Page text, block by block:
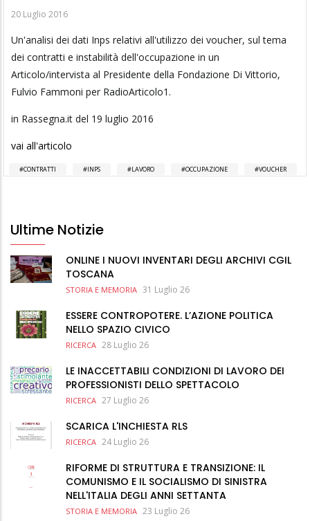
20 Luglio 2016
Un'analisi dei dati Inps relativi all'utilizzo dei voucher, sul tema
dei contratti e instabilità dell'occupazione in un
Articolo/intervista al Presidente della Fondazione Di Vittorio,
Fulvio Fammoni per RadioArticolo1.
in Rassegna.it del 19 luglio 2016
vai all'articolo
CONTRATTI INPS LAVORO OCCUPAZIONE VOUCHER
Ultime Notizie
ONLINE I NUOVI INVENTARI DEGLI ARCHIVI CGIL
TOSCANA
STORIA E MEMORIA 31 Luglio 26
ESSERE CONTROPOTERE. L’AZIONE POLITICA
NELLO SPAZIO CIVICO
RICERCA 28 Luglio 26
LE INACCETTABILI CONDIZIONI DI LAVORO DEI
PROFESSIONISTI DELLO SPETTACOLO
RICERCA 27 Luglio 26
SCARICA L'INCHIESTA RLS
RICERCA 24 Luglio 26
RIFORME DI STRUTTURA E TRANSIZIONE: IL
COMUNISMO E IL SOCIALISMO DI SINISTRA
NELL'ITALIA DEGLI ANNI SETTANTA
STORIA E MEMORIA 23 Luglio 26